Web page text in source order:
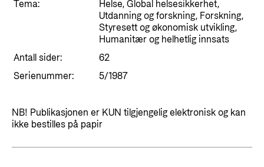
Styresett og økonomisk utvikling
For næringslivet
Statsgarantiordningen for investeringer i
fornybar energi
Norad - Partnerskap med privat sektor
Nyttige lenker
Viktige dokumenter og lenker
Evalueringer (Norec)
Kontakt oss
Tema:
Helse, Global helsesikkerhet,
Utdanning og forskning, Forskning,
Styresett og økonomisk utvikling,
Humanitær og helhetlig innsats
Antall sider:
62
Serienummer:
5/1987
NB! Publikasjonen er KUN tilgjengelig elektronisk og kan
ikke bestilles på papir